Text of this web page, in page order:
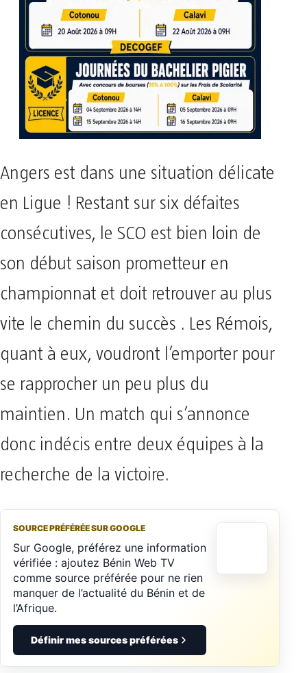
Angers est dans une situation délicate
en Ligue ! Restant sur six défaites
consécutives, le SCO est bien loin de
son début saison prometteur en
championnat et doit retrouver au plus
vite le chemin du succès . Les Rémois,
quant à eux, voudront l’emporter pour
se rapprocher un peu plus du
maintien. Un match qui s’annonce
donc indécis entre deux équipes à la
recherche de la victoire.
SOURCE PRÉFÉRÉE SUR GOOGLE
Sur Google, préférez une information
vérifiée : ajoutez Bénin Web TV
comme source préférée pour ne rien
manquer de l’actualité du Bénin et de
l’Afrique.
Définir mes sources préférées